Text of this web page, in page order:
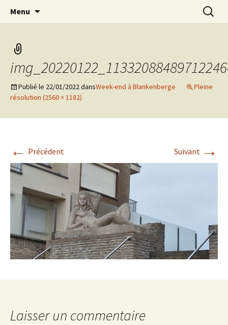
Marc Leroi
Menu
Publié le 22/01/2022dansWeek-end à Blankenberge
Pleine
résolution (2560 × 1182)
← Précédent Suivant →
Laisser un commentaire